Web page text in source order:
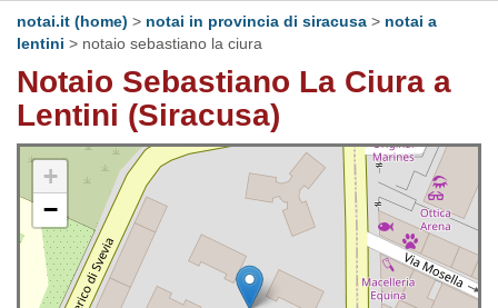
notai.it (home) > notai in provincia di siracusa > notai a
lentini > notaio sebastiano la ciura
Notaio Sebastiano La Ciura a
Lentini (Siracusa)
+
−